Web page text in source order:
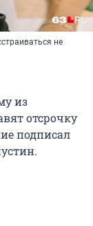
не
из
отсрочку
подписал